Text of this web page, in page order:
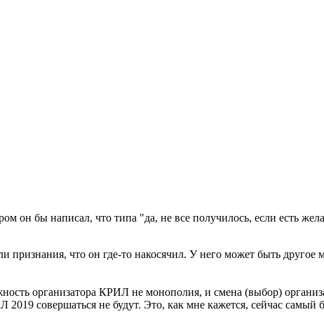
он бы написал, что типа "да, не все получилось, если есть
что он где-то накосячил. У него может быть другое
организатора КРИЛ не монополия, и смена (выбор)
совершаться не будут. Это, как мне кажется, сейчас самый